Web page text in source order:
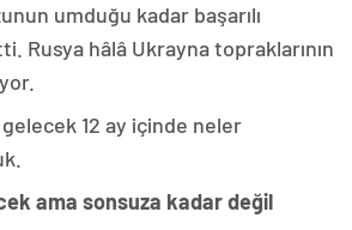
umduğu kadar başarılı
Rusya hâlâ Ukrayna topraklarının
12 ay içinde neler
ama sonsuza kadar değil